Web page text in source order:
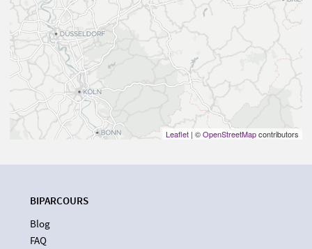
Leaflet | ©OpenStreetMapcontributors
BIPARCOURS
Blog
FAQ